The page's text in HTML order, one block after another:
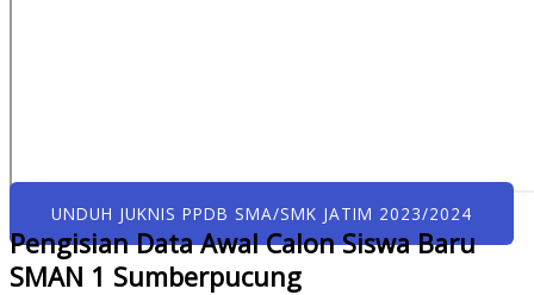
UNDUH JUKNIS PPDB SMA/SMK JATIM 2023/2024
Pengisian Data Awal Calon Siswa Baru
SMAN 1 Sumberpucung